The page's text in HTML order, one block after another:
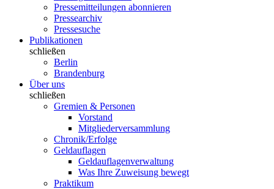
Pressemitteilungen abonnieren
Pressearchiv
Pressesuche
Publikationen
schließen
Berlin
Brandenburg
Über uns
schließen
Gremien & Personen
Vorstand
Mitgliederversammlung
Chronik/Erfolge
Geldauflagen
Geldauflagenverwaltung
Was Ihre Zuweisung bewegt
Praktikum